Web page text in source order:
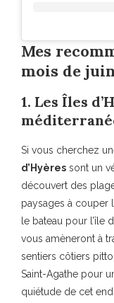
Mes
mois de
1. Les Îles
Si vous cherchez
d’Hyères sont un
découvert des
paysages à couper
le bateau pour l’île
vous amèneront à
sentiers côtiers
Saint-Agathe pour
quiétude de cet